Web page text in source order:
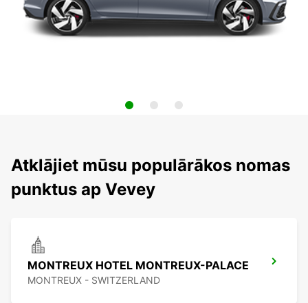
Atklājiet mūsu populārākos nomas
punktus ap Vevey
MONTREUX HOTEL MONTREUX-PALACE
MONTREUX - SWITZERLAND